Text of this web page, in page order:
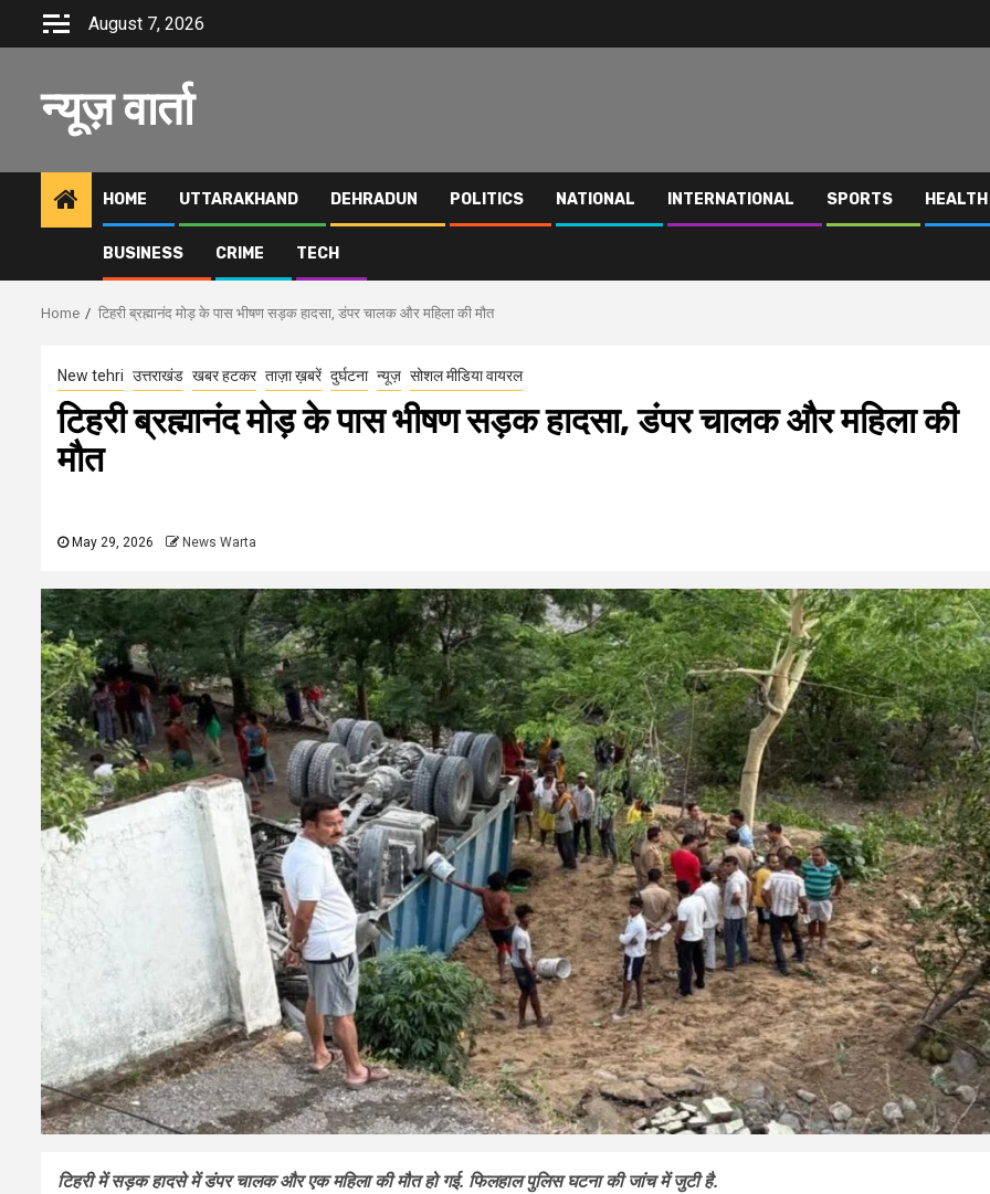
August 7, 2026
न्यूज़ वार्ता
HOME UTTARAKHAND DEHRADUN POLITICS NATIONAL INTERNATIONAL SPORTS HEALTH
BUSINESS CRIME TECH
Home टिहरी ब्रह्मानंद मोड़ के पास भीषण सड़क हादसा, डंपर चालक और महिला की मौत
New tehri उत्तराखंड खबर हटकर ताज़ा ख़बरें दुर्घटना न्यूज़ सोशल मीडिया वायरल
टिहरी ब्रह्मानंद मोड़ के पास भीषण सड़क हादसा, डंपर चालक और महिला की
मौत
May 29, 2026 News Warta
टिहरी में सड़क हादसे में डंपर चालक और एक महिला की मौत हो गई. फिलहाल पुलिस घटना की जांच में जुटी है.